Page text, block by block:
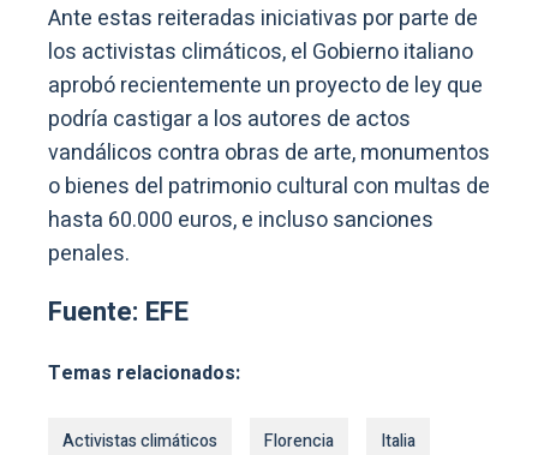
Ante estas reiteradas iniciativas por parte de
los activistas climáticos, el Gobierno italiano
aprobó recientemente un proyecto de ley que
podría castigar a los autores de actos
vandálicos contra obras de arte, monumentos
o bienes del patrimonio cultural con multas de
hasta 60.000 euros, e incluso sanciones
penales.
Fuente: EFE
Temas relacionados:
Activistas climáticos Florencia Italia